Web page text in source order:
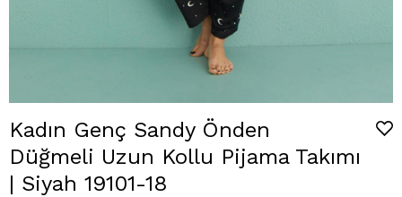
Kadın Genç Sandy Önden
Düğmeli Uzun Kollu Pijama Takımı
| Siyah 19101-18